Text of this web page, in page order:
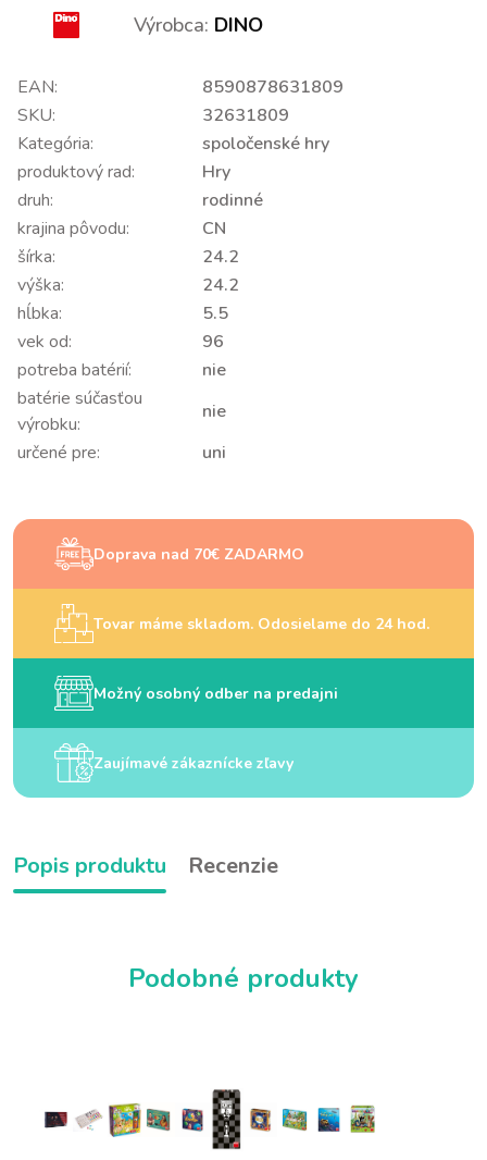
Výrobca: DINO
EAN:
8590878631809
SKU:
32631809
Kategória:
spoločenské hry
produktový rad:
Hry
druh:
rodinné
krajina pôvodu:
CN
šírka:
24.2
výška:
24.2
hĺbka:
5.5
vek od:
96
potreba batérií:
nie
batérie súčasťou
výrobku:
nie
určené pre:
uni
Doprava nad 70€ ZADARMO
Tovar máme skladom. Odosielame do 24 hod.
Možný osobný odber na predajni
Zaujímavé zákaznícke zľavy
Popis produktu Recenzie
Podobné produkty